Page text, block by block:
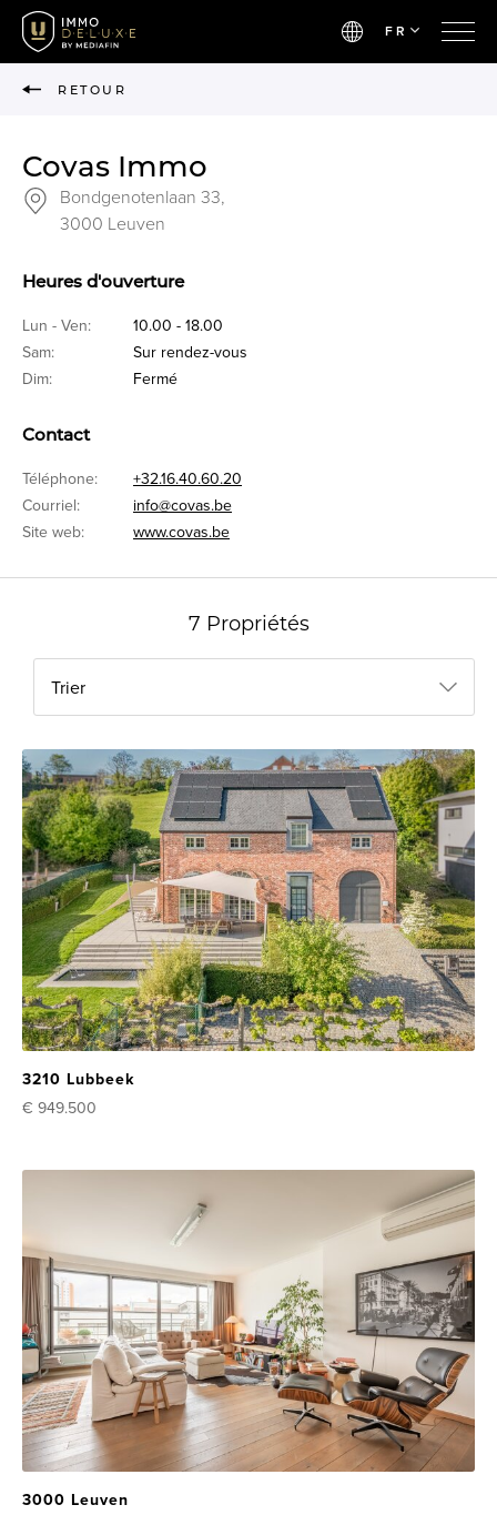
FR
RETOUR
Covas Immo
Bondgenotenlaan 33,
3000 Leuven
Heures d'ouverture
Lun - Ven:
10.00 - 18.00
Sam:
Sur rendez-vous
Dim:
Fermé
Contact
Téléphone:
+32.16.40.60.20
Courriel:
info@covas.be
Site web:
www.covas.be
7 Propriétés
Trier
3210 Lubbeek
€ 949.500
3000 Leuven